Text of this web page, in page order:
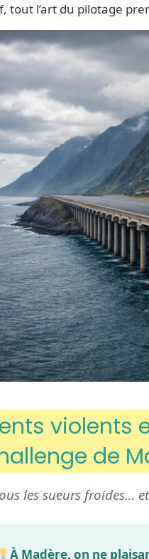
tout l’art du pilotage
violents
de
les sueurs froides…
À Madère, on ne